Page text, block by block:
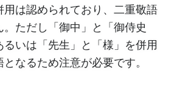
用は認められており、二重敬語
ただし「御中」と「御侍史
るいは「先生」と「様」を併用
なるため注意が必要です。